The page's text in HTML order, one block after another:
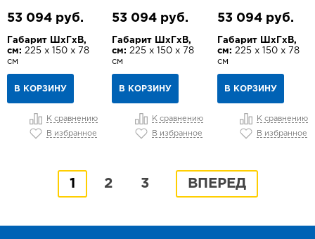
53 094 руб.
Габарит ШхГхВ,
см: 225 х 150 х 78
см
В КОРЗИНУ
К сравнению
В избранное
53 094 руб.
Габарит ШхГхВ,
см: 225 х 150 х 78
см
В КОРЗИНУ
К сравнению
В избранное
53 094 руб.
Габарит ШхГхВ,
см: 225 х 150 х 78
см
В КОРЗИНУ
К сравнению
В избранное
1 2 3 ВПЕРЕД